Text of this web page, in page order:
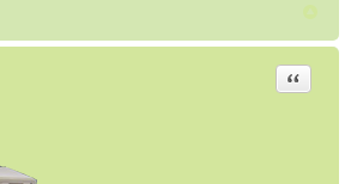
Citar